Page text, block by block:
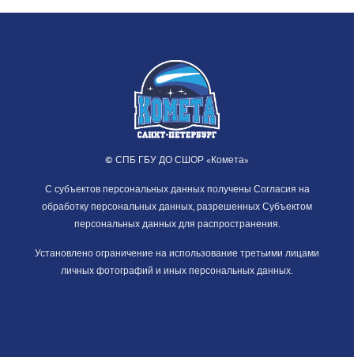
© СПБ ГБУ ДО СШОР «Комета»
С субъектов персональных данных получены Согласия на
обработку персональных данных, разрешенных Субъектом
персональных данных для распространения.
Установлено ограничение на использование третьими лицами
личных фотографий и иных персональных данных.